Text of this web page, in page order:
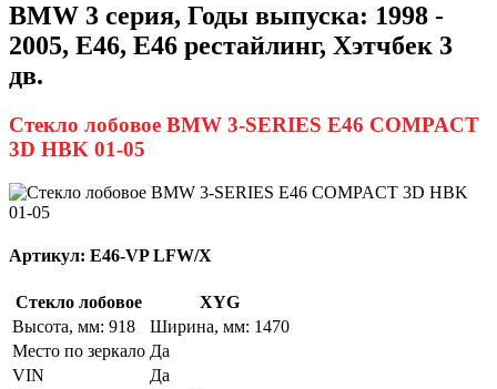
BMW 3 серия, Годы выпуска: 1998 -
2005, E46, E46 рестайлинг, Хэтчбек 3
дв.
Стекло лобовое BMW 3-SERIES E46 COMPACT
3D HBK 01-05
Артикул: E46-VP LFW/X
Стекло лобовое
XYG
Высота, мм: 918
Ширина, мм: 1470
Место по зеркало Да
VIN
Да